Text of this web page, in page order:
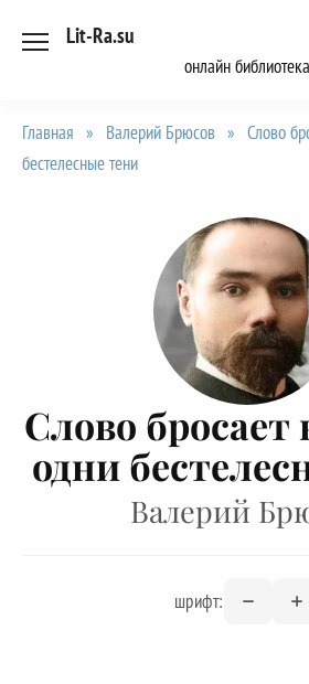
Lit-Ra.su
онлайн библиотека
Главная » Валерий Брюсов » Слово
бестелесные тени
Слово
одни
Валерий
шрифт: